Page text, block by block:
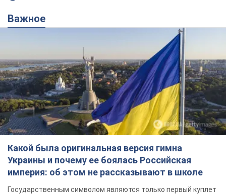
Какой была оригинальная версия гимна
Украины и почему ее боялась Российская
империя: об этом не рассказывают в школе
Государственным символом являются только первый куплет
и припев песни
час назад 2,9 т.
Александру Пономареву – 53: что
известно о трех детях секс-
символа 90-х и как они выглядят
Несмотря на развитие карьеры, артист не
забывал о личном счастье
6 часов назад 6,8 т.